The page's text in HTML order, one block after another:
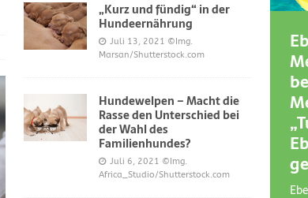
shop.de DIES UND DAS
DIES UND DAS
„Kurz und fündig“ in der
Hundeernährung
Juli 13, 2021 ©Img.
Marsan/Shutterstock.com
Hundewelpen – Macht die
Rasse den Unterschied bei
der Wahl des
Familienhundes?
Juli 6, 2021 ©Img.
Africa_Studio/Shutterstock.com